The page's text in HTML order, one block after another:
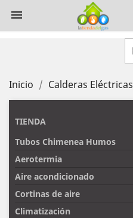

Inicio Calderas Eléctricas
TIENDA
Tubos Chimenea Humos
Aerotermia
Aire acondicionado
Cortinas de aire
Climatización